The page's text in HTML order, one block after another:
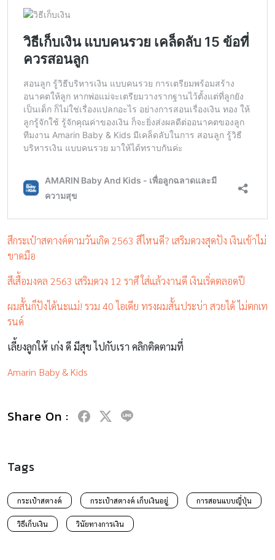
สีกระเป๋าสตางค์ตามวันเกิด 2563 สีไหนดี? เสริมดวงสุดปัง เงินเข้าไม่
ขาดมือ
สีเสื้อมงคล 2563 เสริมดวง 12 ราศี ใส่แล้วงานดี เงินเริ่ดตลอดปี
ผมสั้นก็ปังได้นะแม่! รวม 40 ไอเดีย ทรงผมสั้นประบ่า สวยได้ ไม่ตกเท
รนด์
เลี้ยงลูกให้ เก่ง ดี มีสุข ไปกับเรา คลิกติดตามที่
Amarin Baby & Kids
Share On :
Tags
กระเป๋าสตางค์ กระเป๋าสตางค์ เก็บเงินอยู่ การสอนแบบญี่ปุ่น
วิธีเก็บเงิน วินัยทางการเงิน